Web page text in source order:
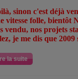
sinon c'est déjà
vitesse folle, bientôt
vendu, nos projets
je me dis que 2009
la suite